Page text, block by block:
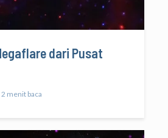
dari Pusat
2 menit baca